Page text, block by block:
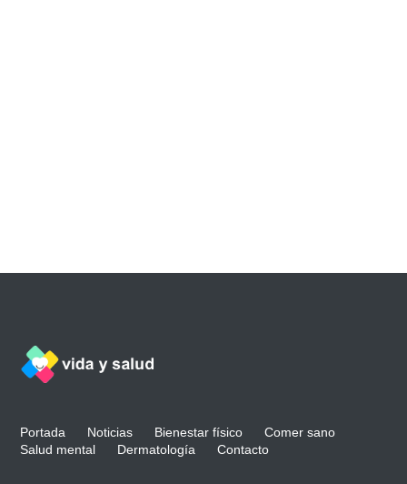
Portada Noticias Bienestar físico
Comer sano
Salud mental
Dermatología Contacto